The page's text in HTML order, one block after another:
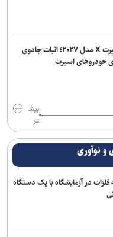
کوروت گرند اسپرت X مدل ۲۰۲۷؛ اثبات جادوی
خودروهای اسپرت
بیش
تر
و نوآوری
در آزمایشگاه با یک دستگاه